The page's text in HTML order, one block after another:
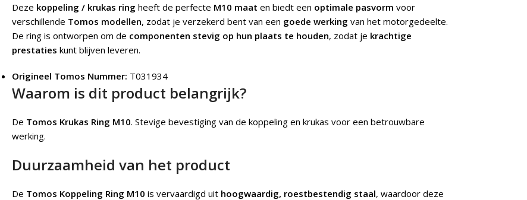
Deze koppeling / krukas ring heeft de perfecte M10 maat en biedt een optimale pasvorm voor
verschillende Tomos modellen, zodat je verzekerd bent van een goede werking van het motorgedeelte.
De ring is ontworpen om de componenten stevig op hun plaats te houden, zodat je krachtige
prestaties kunt blijven leveren.
Origineel Tomos Nummer: T031934
Waarom is dit product belangrijk?
De Tomos Krukas Ring M10. Stevige bevestiging van de koppeling en krukas voor een betrouwbare
werking.
Duurzaamheid van het product
De Tomos Koppeling Ring M10 is vervaardigd uit hoogwaardig, roestbestendig staal, waardoor deze